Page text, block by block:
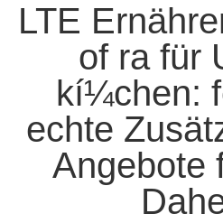
LTE
of ra für
kí¼chen:
echte
Angebote